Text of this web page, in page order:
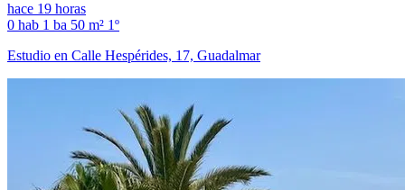
hace 19 horas
0 hab 1 ba 50 m² 1º
Estudio en Calle Hespérides, 17, Guadalmar